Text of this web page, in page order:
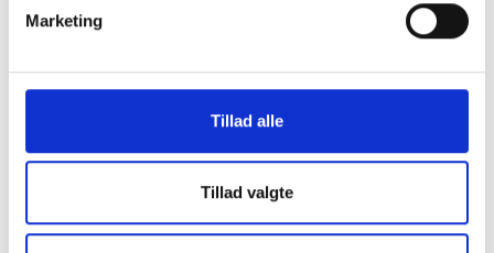
Marketing
Tillad alle
Tillad valgte
konkrete sager fra den almene boligsektor.
Aarhus C